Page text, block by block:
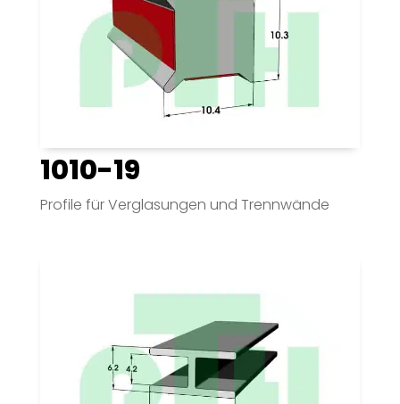
1010-19
Profile für Verglasungen und Trennwände